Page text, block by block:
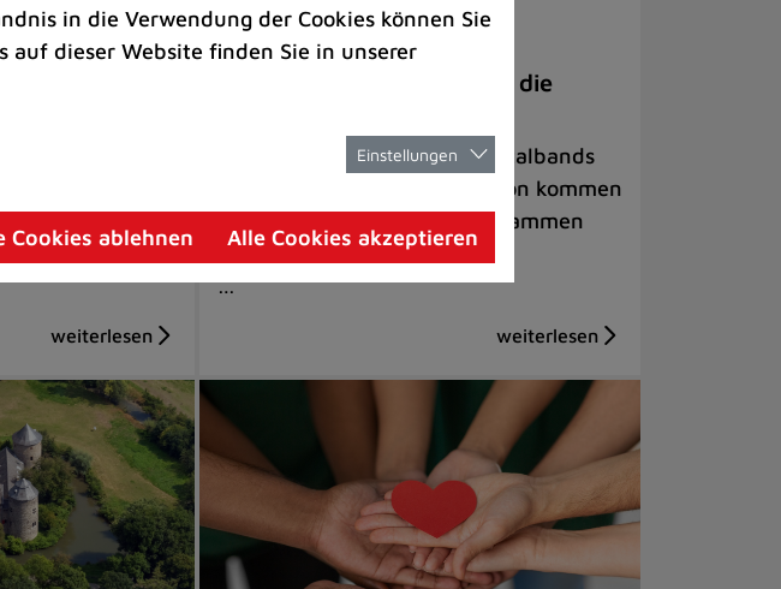
Veranstaltungen
„Manege Madness“ bringt die
Internationale Rock- und Metalbands
und starke Acts aus der Region kommen
am 17. Oktober in Lintorf zusammen
…
in die Verwendung der Cookies können Sie
dieser Website finden Sie in unserer
Einstellungen
Cookies ablehnen Alle Cookies akzeptieren